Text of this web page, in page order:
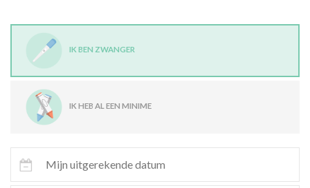
IK BEN ZWANGER
IK HEB AL EEN MINIME